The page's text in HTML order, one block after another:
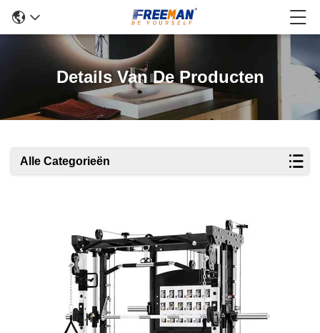
Details Van De Producten
Alle Categorieën